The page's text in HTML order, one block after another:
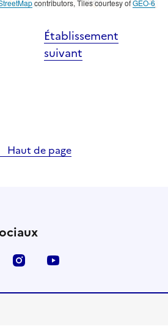
contributors, Tiles courtesy ofGEO-6
Établissement
suivant
Haut de page
facebook instagram